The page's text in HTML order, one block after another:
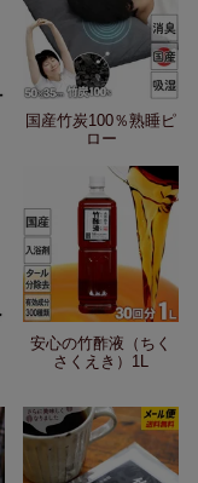
国産竹炭100％熟睡ピ
ロー
安心の竹酢液（ちく
さくえき）1L